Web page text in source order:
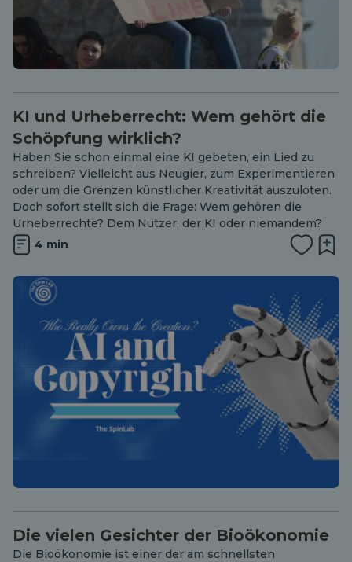
KI und Urheberrecht: Wem gehört die
Schöpfung wirklich?
Haben Sie schon einmal eine KI gebeten, ein Lied zu
schreiben? Vielleicht aus Neugier, zum Experimentieren
oder um die Grenzen künstlicher Kreativität auszuloten.
Doch sofort stellt sich die Frage: Wem gehören die
Urheberrechte? Dem Nutzer, der KI oder niemandem?
4 min
Die vielen Gesichter der Bioökonomie
Die Bioökonomie ist einer der am schnellsten